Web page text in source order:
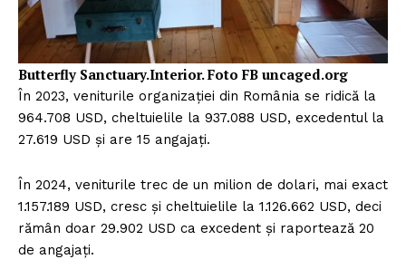
Butterfly Sanctuary.Interior. Foto FB uncaged.org
În 2023, veniturile organizației din România se ridică la
964.708 USD, cheltuielile la 937.088 USD, excedentul la
27.619 USD și are 15 angajați.
În 2024, veniturile trec de un milion de dolari, mai exact
1.157.189 USD, cresc și cheltuielile la 1.126.662 USD, deci
rămân doar 29.902 USD ca excedent și raportează 20
de angajați.